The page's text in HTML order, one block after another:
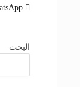
البحث